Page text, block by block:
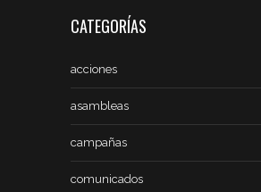
CATEGORÍAS
acciones
asambleas
campañas
comunicados